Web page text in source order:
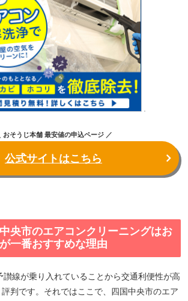
おそうじ本舗 最安値の申込ページ ／
公式サイトはこちら
央市のエアコンクリーニングはお
一番おすすめな理由
讃線が乗り入れていることから交通利便性が高
判です。それではここで、四国中央市のエア